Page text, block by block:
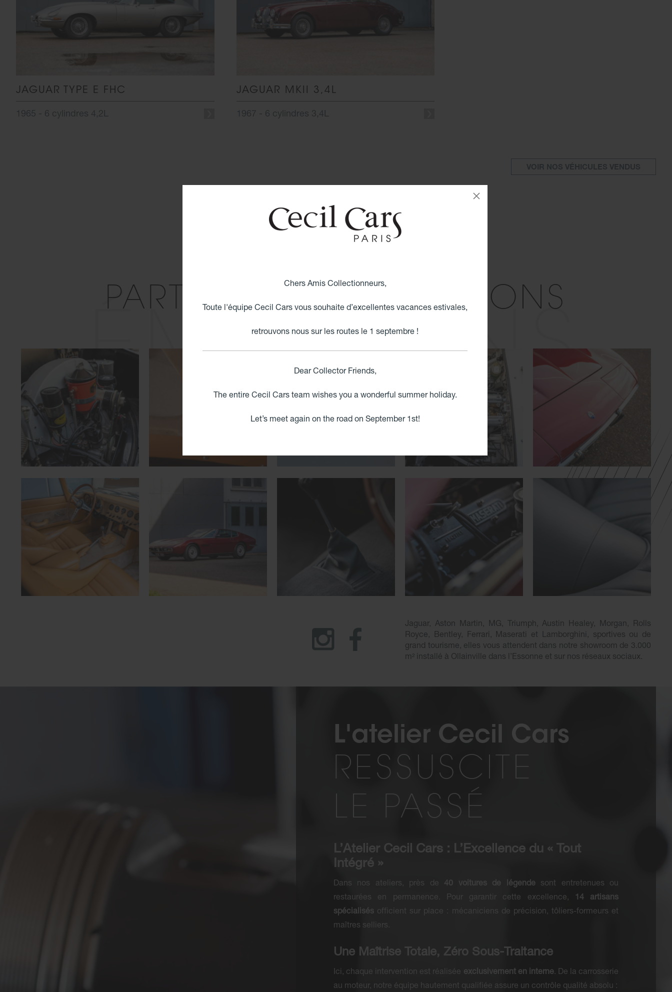
JAGUAR TYPE E FHC
1965 - 6 cylindres 4,2L
JAGUAR MKII 3,4L
1967 - 6 cylindres 3,4L
PARTAGEZ NOS ÉMOTIONS
ÉMOTIONS
Jaguar, Aston Martin, MG, Triumph, Austin Healey, Morgan, Rolls
Royce, Bentley, Ferrari, Maserati et Lamborghini, sportives ou de
grand tourisme, elles vous attendent dans notre showroom de 3.000
m² installé à Ollainville dans l’Essonne et sur nos réseaux sociaux.
L'atelier Cecil Cars
RESSUSCITE
LE PASSÉ
L’Atelier Cecil Cars : L’Excellence du « Tout
Intégré »
Dans nos ateliers, près de 40 voitures de légendesont entretenues ou
restaurées en permanence. Pour garantir cette excellence,
14 artisans
spécialisés officient sur place : mécaniciens de précision, tôliers-formeurs et
maîtres selliers.
Une Maîtrise Totale, Zéro Sous-Traitance
Ici, chaque intervention est réalisée exclusivement en interne. De la carrosserie
au moteur, notre équipe hautement qualifiée assure un contrôle qualité absolu :
Chers Amis Collectionneurs,
Toute l'équipe Cecil Cars vous souhaite d’excellentes vacances estivales,
retrouvons nous sur les routes le 1 septembre !
Dear Collector Friends,
The entire Cecil Cars team wishes you a wonderful summer holiday.
Let’s meet again on the road on September 1st!